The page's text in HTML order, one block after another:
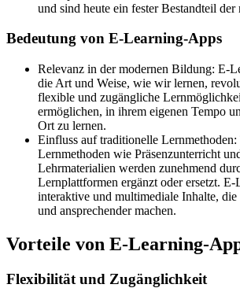
und sind heute ein fester Bestandteil
Bedeutung von E-Learning-Apps
Relevanz in der modernen Bildung: E-
die Art und Weise, wie wir lernen,
flexible und zugängliche
ermöglichen, in ihrem eigenen Tempo
Ort zu lernen.
Einfluss auf traditionelle
Lernmethoden wie Präsenzunterricht
Lehrmaterialien werden zunehmend
Lernplattformen ergänzt oder ersetzt.
interaktive und multimediale Inhalte,
und ansprechender machen.
Vorteile von E-Learning-
Flexibilität und Zugänglichkeit